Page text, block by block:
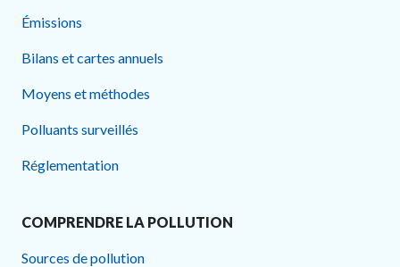
Émissions
Bilans et cartes annuels
Moyens et méthodes
Polluants surveillés
Réglementation
COMPRENDRE LA POLLUTION
Sources de pollution